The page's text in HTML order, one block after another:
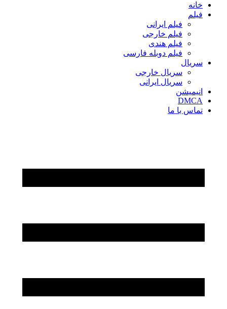
خانه
فیلم‌
فیلم ایرانی
فیلم خارجی
فیلم هندی
فیلم دوبله فارسی
سریال‌
سریال خارجی
سریال ایرانی
انیمیشن
DMCA
تماس با ما